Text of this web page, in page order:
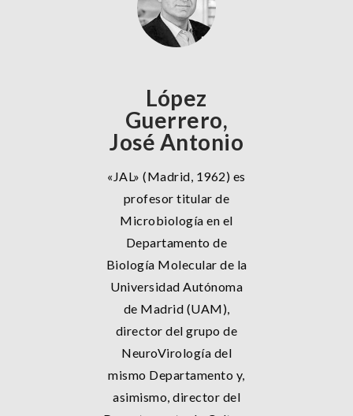
López
Guerrero,
José Antonio
«JAL» (Madrid, 1962) es
profesor titular de
Microbiología en el
Departamento de
Biología Molecular de la
Universidad Autónoma
de Madrid (UAM),
director del grupo de
NeuroVirología del
mismo Departamento y,
asimismo, director del